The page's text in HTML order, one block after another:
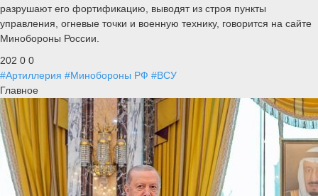
разрушают его фортификацию, выводят из строя пункты
управления, огневые точки и военную технику, говорится на сайте
Минобороны России.
202 0 0
#Артиллерия #Минобороны РФ #ВСУ
Главное